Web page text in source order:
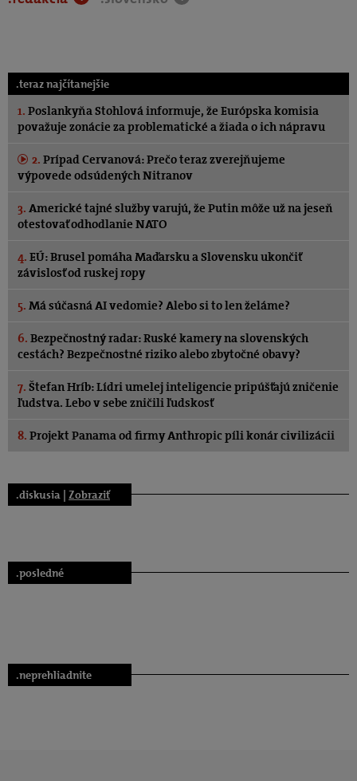
.teraz najčítanejšie
1. Poslankyňa Stohlová informuje, že Európska komisia
považuje zonácie za problematické a žiada o ich nápravu
2. Prípad Cervanová: Prečo teraz zverejňujeme
výpovede odsúdených Nitranov
3. Americké tajné služby varujú, že Putin môže už na jeseň
otestovať odhodlanie NATO
4. EÚ: Brusel pomáha Maďarsku a Slovensku ukončiť
závislosť od ruskej ropy
5. Má súčasná AI vedomie? Alebo si to len želáme?
6. Bezpečnostný radar: Ruské kamery na slovenských
cestách? Bezpečnostné riziko alebo zbytočné obavy?
7. Štefan Hríb: Lídri umelej inteligencie pripúšťajú zničenie
ľudstva. Lebo v sebe zničili ľudskosť
8. Projekt Panama od firmy Anthropic píli konár civilizácii
.diskusia | Zobraziť
.posledné
.neprehliadnite